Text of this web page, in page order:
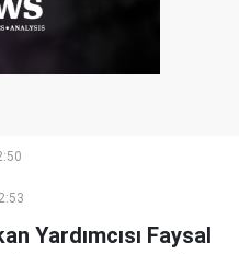
Yardımcısı Faysal